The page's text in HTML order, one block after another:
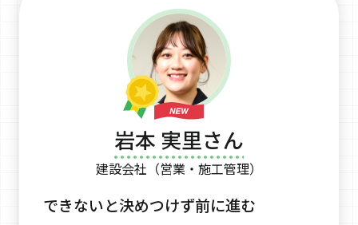
岩本 実里さん
建設会社（営業・施工管理）
できないと決めつけず前に進む